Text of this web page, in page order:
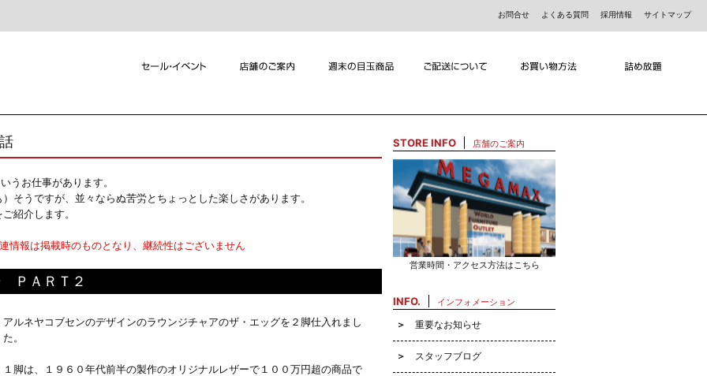
お問合せ よくある質問 採用情報 サイトマップ
うお仕事があります。
そうですが、並々ならぬ苦労とちょっとした楽しさがあります。
紹介します。
情報は掲載時のものとなり、継続性はございません
ＰＡＲＴ２
アルネヤコブセンのデザインのラウンジチャアのザ・エッグを２脚仕入れまし
た。
１脚は、１９６０年代前半の製作のオリジナルレザーで１００万円超の商品で
STORE INFO 店舗のご案内
営業時間・アクセス方法はこちら
INFO. インフォメーション
重要なお知らせ
スタッフブログ